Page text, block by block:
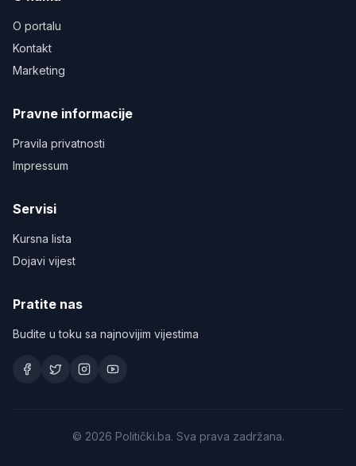
O portalu
Kontakt
Marketing
Pravne informacije
Pravila privatnosti
Impressum
Servisi
Kursna lista
Dojavi vijest
Pratite nas
Budite u toku sa najnovijim vijestima
© 2026 Politički.ba. Sva prava zadržana.